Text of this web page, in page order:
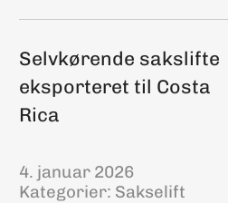
Selvkørende sakslifte
eksporteret til Costa
Rica
4. januar 2026
Kategorier: Sakselift